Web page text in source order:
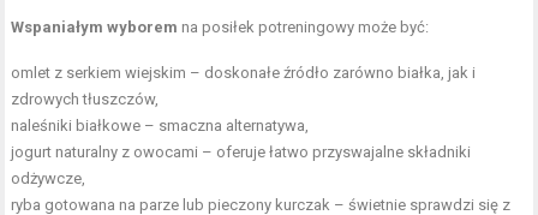
Wspaniałym wyborem na posiłek potreningowy może być:
omlet z serkiem wiejskim – doskonałe źródło zarówno białka, jak i
zdrowych tłuszczów,
naleśniki białkowe – smaczna alternatywa,
jogurt naturalny z owocami – oferuje łatwo przyswajalne składniki
odżywcze,
ryba gotowana na parze lub pieczony kurczak – świetnie sprawdzi się z